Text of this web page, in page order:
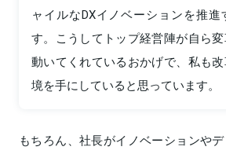
ャイルなDXイノベーションを推進
す。こうしてトップ経営陣が自ら
動いてくれているおかげで、私も
境を手にしていると思っています。
もちろん、社長がイノベーションや